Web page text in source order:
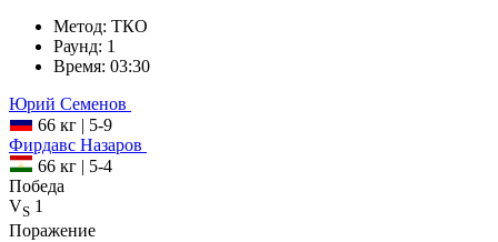
Метод: ТКО
Раунд: 1
Время: 03:30
Юрий Семенов
66 кг | 5-9
Фирдавс Назаров
66 кг | 5-4
Победа
VS 1
Поражение